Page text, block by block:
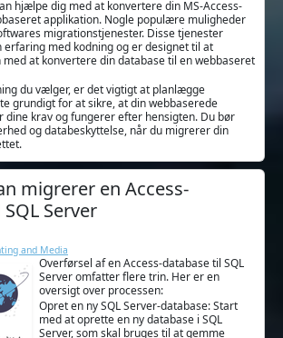
hjælpe dig med at konvertere din MS-Access-
applikation. Nogle populære muligheder
migrationstjenester. Disse tjenester
med kodning og er designet til at
at konvertere din database til en webbaseret
du vælger, er det vigtigt at planlægge
grundigt for at sikre, at din webbaserede
dine krav og fungerer efter hensigten. Du bør
og databeskyttelse, når du migrerer din
migrerer en Access-
Server
and Media
Overførsel af en Access-database til SQL
Server omfatter flere trin. Her er en
oversigt over processen:
Opret en ny SQL Server-database: Start
med at oprette en ny database i SQL
Server, som skal bruges til at gemme